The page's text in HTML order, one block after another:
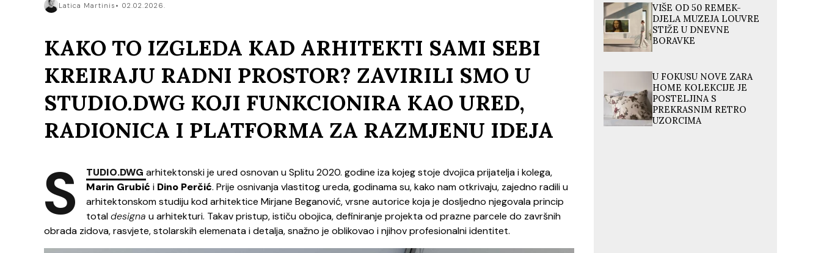
Latica Martinis 02.02.2026.
KAKO TO IZGLEDA KAD ARHITEKTI SAMI SEBI
KREIRAJU RADNI PROSTOR? ZAVIRILI SMO U
STUDIO.DWG KOJI FUNKCIONIRA KAO URED,
RADIONICA I PLATFORMA ZA RAZMJENU IDEJA
S TUDIO.DWG arhitektonski je ured osnovan u Splitu 2020. godine iza kojeg stoje dvojica prijatelja i kolega,
Marin Grubić i Dino Perčić. Prije osnivanja vlastitog ureda, godinama su, kako nam otkrivaju, zajedno radili u
arhitektonskom studiju kod arhitektice Mirjane Beganović, vrsne autorice koja je dosljedno njegovala princip
totaldesigna u arhitekturi. Takav pristup, ističu obojica, definiranje projekta od prazne parcele do završnih
obrada zidova, rasvjete, stolarskih elemenata i detalja, snažno je oblikovao i njihov profesionalni identitet.
VIŠE OD 50 REMEK-
DJELA MUZEJA LOUVRE
STIŽE U DNEVNE
BORAVKE
U FOKUSU NOVE ZARA
HOME KOLEKCIJE JE
POSTELJINA S
PREKRASNIM RETRO
UZORCIMA